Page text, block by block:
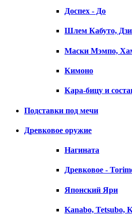
Доспех - До
Шлем Кабуто,
Маски Мэмпо,
Кимоно
Кара-бицу и
Подставки под мечи
Древковое оружие
Нагината
Древковое -
Японский Яри
Kanabo, Tetsubo,